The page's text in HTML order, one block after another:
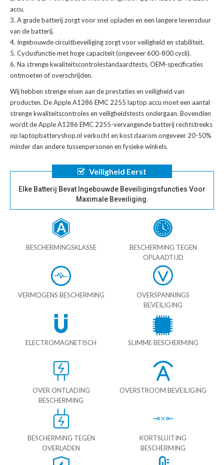
accu.
A grade batterij zorgt voor snel opladen en een langere levensduur
van de batterij.
Ingebouwde circuitbeveiliging zorgt voor veiligheid en stabiliteit.
Cyclusfunctie met hoge capaciteit (ongeveer 600-800 cycli).
Na strenge kwaliteitscontrolestandaardtests, OEM-specificaties
ontmoeten of overschrijden.
Wij hebben strenge eisen aan de prestaties en veiligheid van
producten. DeApple A1286 EMC 2255 laptop accu moet een aantal
strenge kwaliteitscontroles en veiligheidstests ondergaan. Bovendien
wordt deApple A1286 EMC 2255-vervangende batterijrechtstreeks
op laptopbatteryshop.nl verkocht en kost daarom ongeveer 20-50%
minder dan andere tussenpersonen en fysieke winkels.
Veiligheid Eerst
Elke Batterij Bevat Ingebouwde Beveiligingsfuncties Voor
Maximale Beveiliging.
BESCHERMINGSKLASSE
BESCHERMING TEGEN
OPLAADTIJD
VERMOGENS BESCHERMING
OVERSPANNINGS
BEVEILIGING
ELECTROMAGNETISCH SLIMME BESCHERMING
OVER ONTLADING
BESCHERMING
OVERSTROOM BEVEILIGING
BESCHERMING TEGEN
OVERLADEN
KORTSLUITING
BESCHERMING